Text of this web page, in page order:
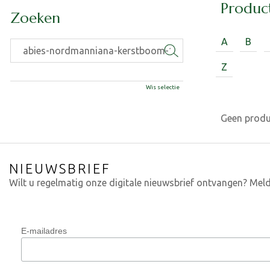
A B
Z
Geen
Zoeken
Wis selectie
NIEUWSBRIEF
Wilt u regelmatig onze digitale nieuwsbrief ontvangen?
E-mailadres